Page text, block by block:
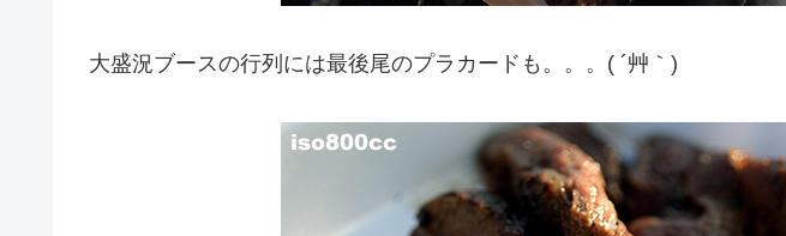
大盛況ブースの行列には最後尾のプラカードも。。。( ´艸｀)